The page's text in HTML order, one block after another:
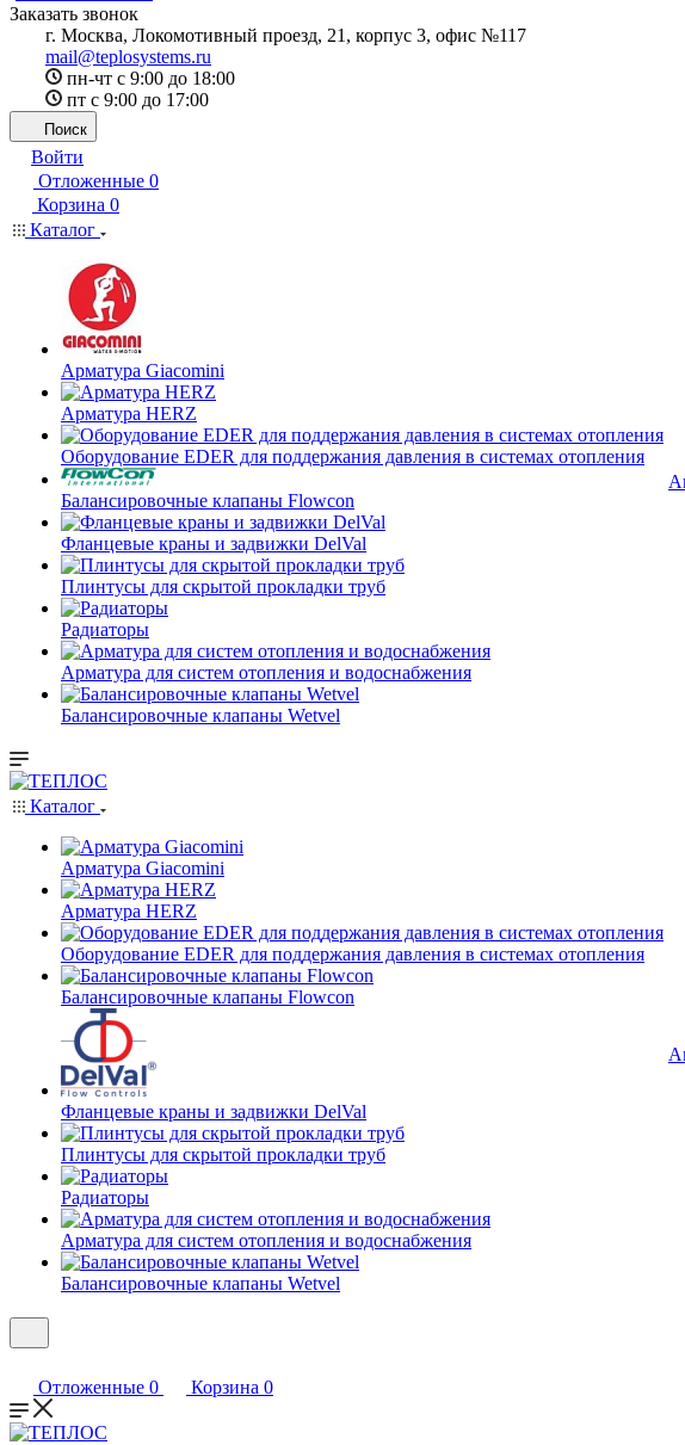
Заказать звонок
г. Москва, Локомотивный проезд, 21, корпус 3, офис №117
mail@teplosystems.ru
пн-чт с 9:00 до 18:00
пт с 9:00 до 17:00
Поиск
Войти
Отложенные 0
Корзина 0
Каталог
Арматура Giacomini
Арматура HERZ
Оборудование EDER для поддержания давления в системах отопления
Балансировочные клапаны Flowcon
Фланцевые краны и задвижки DelVal
Плинтусы для скрытой прокладки труб
Радиаторы
Арматура для систем отопления и водоснабжения
Балансировочные клапаны Wetvel
Каталог
Арматура Giacomini
Арматура HERZ
Оборудование EDER для поддержания давления в системах отопления
Балансировочные клапаны Flowcon
Фланцевые краны и задвижки DelVal
Плинтусы для скрытой прокладки труб
Радиаторы
Арматура для систем отопления и водоснабжения
Балансировочные клапаны Wetvel
Отложенные 0 Корзина 0